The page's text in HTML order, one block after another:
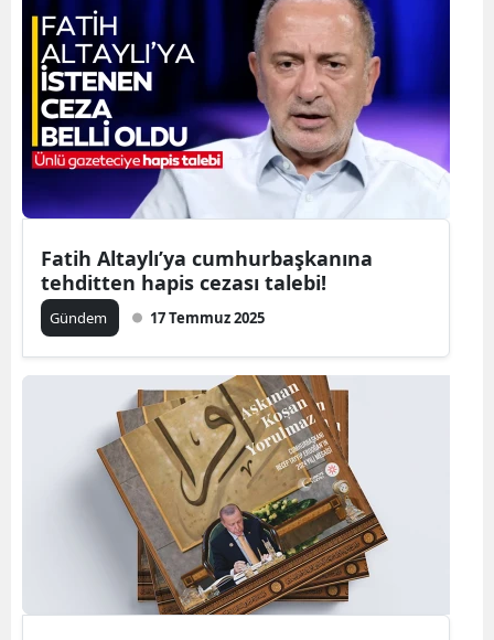
Fatih Altaylı’ya cumhurbaşkanına
tehditten hapis cezası talebi!
Gündem 17 Temmuz 2025